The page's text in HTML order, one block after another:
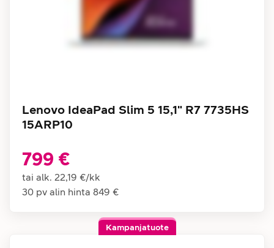
Lenovo IdeaPad Slim 5 15,1" R7 7735HS
15ARP10
799 €
tai alk. 22,19 €/kk
30 pv alin hinta 849 €
Kampanjatuote